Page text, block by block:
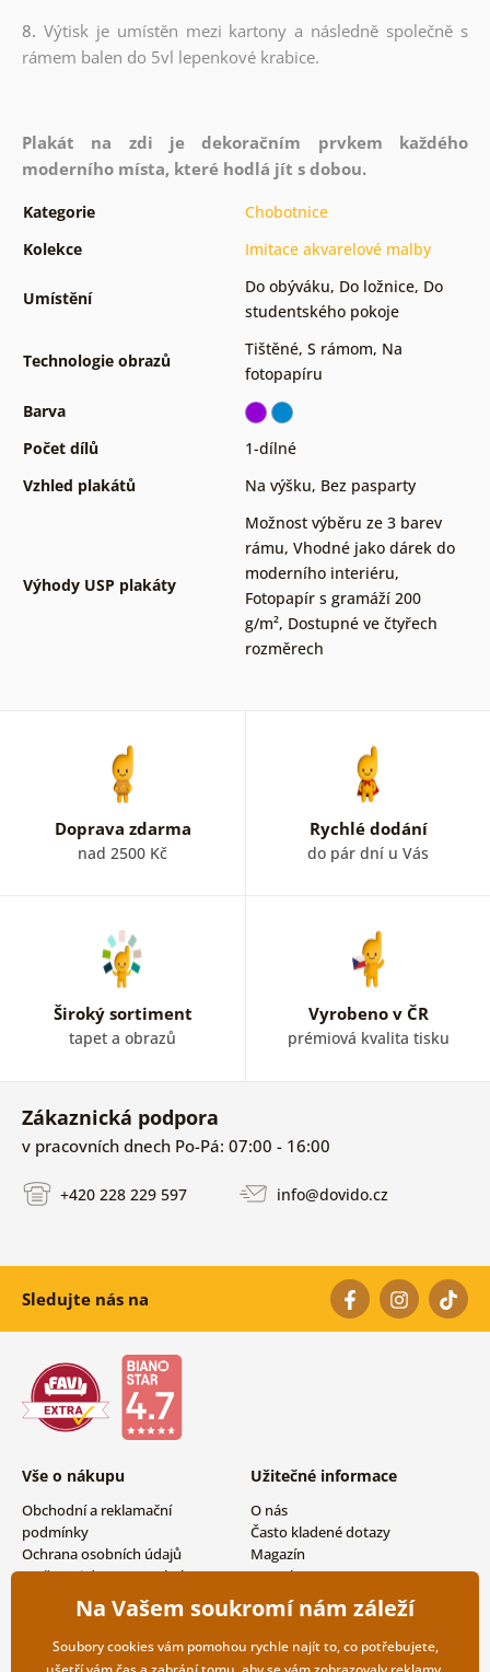
8. Výtisk je umístěn mezi kartony a následně společně s
rámem balen do 5vl lepenkové krabice.
Plakát na zdi je dekoračním prvkem každého
moderního místa, které hodlá jít s dobou.
Kategorie
Chobotnice
Kolekce
Imitace akvarelové malby
Umístění
Do obýváku, Do ložnice, Do
studentského pokoje
Technologie obrazů
Tištěné, S rámom, Na
fotopapíru
Barva
Počet dílů
1-dílné
Vzhled plakátů
Na výšku, Bez pasparty
Výhody USP plakáty
Možnost výběru ze 3 barev
rámu, Vhodné jako dárek do
moderního interiéru,
Fotopapír s gramáží 200
g/m², Dostupné ve čtyřech
rozměrech
Doprava zdarma
nad 2500 Kč
Rychlé dodání
do pár dní u Vás
Široký sortiment
tapet a obrazů
Vyrobeno v ČR
prémiová kvalita tisku
Zákaznická podpora
v pracovních dnech Po-Pá: 07:00 - 16:00
+420 228 229 597 info@dovido.cz
Sledujte nás na
Vše o nákupu
Obchodní a reklamační
podmínky
Ochrana osobních údajů
Možnosti dopravy a platby
Vrácení zboží
Užitečné informace
O nás
Často kladené dotazy
Magazín
Kontakty
Velkoobchodní spolupráce
Na Vašem soukromí nám záleží
Soubory cookies vám pomohou rychle najít to, co potřebujete,